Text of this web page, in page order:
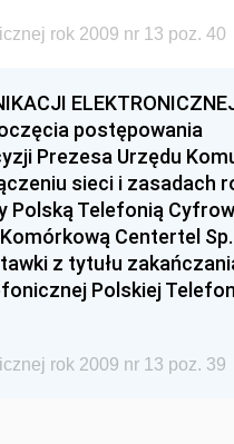
rok 2009 nr 13 poz. 40
postępowania
Prezesa Urzędu
sieci i zasadach
Polską Telefonią
Centertel
z tytułu
Polskiej
rok 2009 nr 13 poz. 39